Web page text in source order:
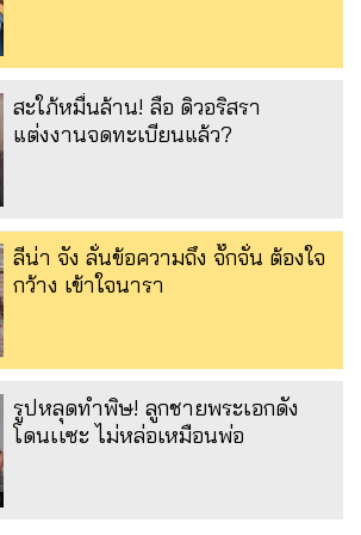
สะใภ้หมื่นล้าน! ลือ ดิวอริสรา
แต่งงานจดทะเบียนแล้ว?
ลีน่า จัง ลั่นข้อความถึง จั๊กจั่น ต้องใจ
กว้าง เข้าใจนารา
รูปหลุดทำพิษ! ลูกชายพระเอกดัง
โดนเเซะ ไม่หล่อเหมือนพ่อ